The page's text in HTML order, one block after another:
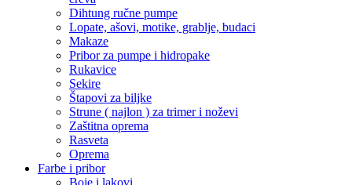
Dihtung ručne pumpe
Lopate, ašovi, motike, grablje, budaci
Makaze
Pribor za pumpe i hidropake
Rukavice
Sekire
Štapovi za biljke
Strune ( najlon ) za trimer i noževi
Zaštitna oprema
Rasveta
Oprema
Farbe i pribor
Boje i lakovi